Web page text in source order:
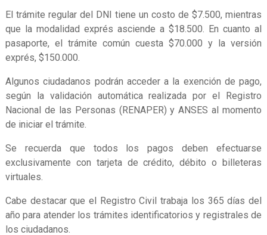
El trámite regular del DNI tiene un costo de $7.500, mientras
que la modalidad exprés asciende a $18.500. En cuanto al
pasaporte, el trámite común cuesta $70.000 y la versión
exprés, $150.000.
Algunos ciudadanos podrán acceder a la exención de pago,
según la validación automática realizada por el Registro
Nacional de las Personas (RENAPER) y ANSES al momento
de iniciar el trámite.
Se recuerda que todos los pagos deben efectuarse
exclusivamente con tarjeta de crédito, débito o billeteras
virtuales.
Cabe destacar que el Registro Civil trabaja los 365 días del
año para atender los trámites identificatorios y registrales de
los ciudadanos.